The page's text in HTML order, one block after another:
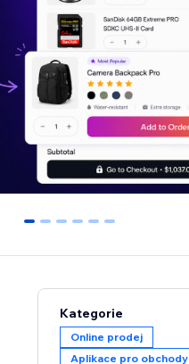
0 1 2 3 4 5
Kategorie
Online prodej
Aplikace pro obchody